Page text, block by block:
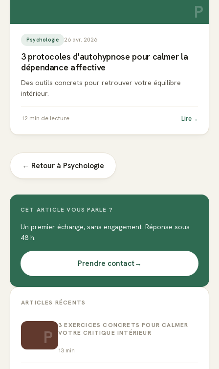
P
Psychologie 26 avr. 2026
3 protocoles d'autohypnose pour calmer la
dépendance affective
Des outils concrets pour retrouver votre équilibre
intérieur.
12 min de lecture Lire→
← Retour à Psychologie
CET ARTICLE VOUS PARLE ?
Un premier échange, sans engagement. Réponse sous
48 h.
Prendre contact→
ARTICLES RÉCENTS
P
3 EXERCICES CONCRETS POUR CALMER
VOTRE CRITIQUE INTÉRIEUR
13 min